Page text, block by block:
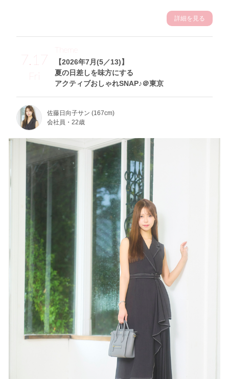
詳細を見る
7.17
Fri
【2026年7月(5／13)】
夏の日差しを味方にする
アクティブおしゃれSNAP♪＠東京
Theme
佐藤日向子サン (167cm)
会社員・22歳